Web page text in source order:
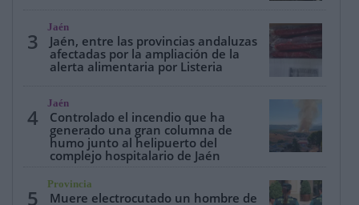
3
Jaén
Jaén, entre las provincias andaluzas
afectadas por la ampliación de la
alerta alimentaria por Listeria
4
Jaén
Controlado el incendio que ha
generado una gran columna de
humo junto al helipuerto del
complejo hospitalario de Jaén
5
Provincia
Muere electrocutado un hombre de